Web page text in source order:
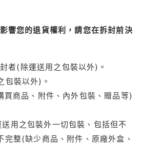
響您的退貨權利，請您在拆封前決
者(除運送用之包裝以外)。
包裝以外)。
商品、附件、內外包裝、贈品等)
用之包裝外一切包裝、包括但不
整(缺少商品、附件、原廠外盒、